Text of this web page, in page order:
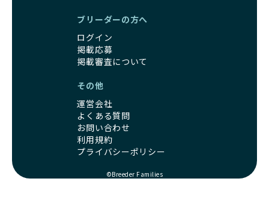
ブリーダーの方へ
ログイン
掲載応募
掲載審査について
その他
運営会社
よくある質問
お問い合わせ
利用規約
プライバシーポリシー
©Breeder Families